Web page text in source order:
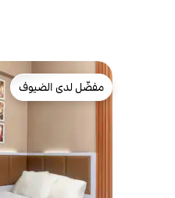
مفضّل لدى الضيوف
مفضّل لدى الضيوف